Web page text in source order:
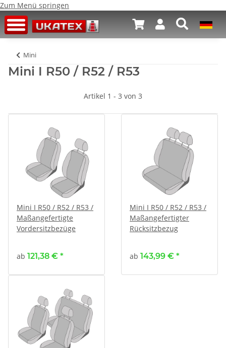
Zum Menü springen
Mini
Mini I R50 / R52 / R53
Artikel 1 - 3 von 3
Mini I R50 / R52 / R53 /
Maßangefertigte
Vordersitzbezüge
ab 121,38 € *
Mini I R50 / R52 / R53 /
Maßangefertigter
Rücksitzbezug
ab 143,99 € *